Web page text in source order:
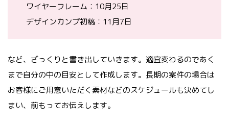
ワイヤーフレーム：10月25日
デザインカンプ初稿：11月7日
など、ざっくりと書き出していきます。適宜変わるのであく
まで自分の中の目安として作成します。長期の案件の場合は
お客様にご用意いただく素材などのスケジュールも決めてし
まい、前もってお伝えします。